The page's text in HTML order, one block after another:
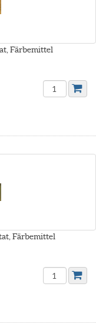
Färbemittel
Färbemittel